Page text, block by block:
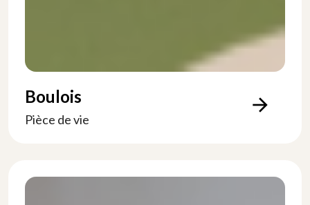
Boulois
Pièce de vie
arrow_forward